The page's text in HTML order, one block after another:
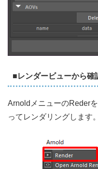
■レンダービューから確
ArnoldメニューのReder
ってレンダリングします。